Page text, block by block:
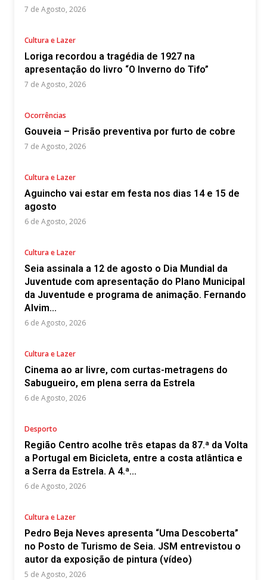
7 de Agosto, 2026
Cultura e Lazer
Loriga recordou a tragédia de 1927 na
apresentação do livro “O Inverno do Tifo”
7 de Agosto, 2026
Ocorrências
Gouveia – Prisão preventiva por furto de cobre
7 de Agosto, 2026
Cultura e Lazer
Aguincho vai estar em festa nos dias 14 e 15 de
agosto
6 de Agosto, 2026
Cultura e Lazer
Seia assinala a 12 de agosto o Dia Mundial da
Juventude com apresentação do Plano Municipal
da Juventude e programa de animação. Fernando
Alvim...
6 de Agosto, 2026
Cultura e Lazer
Cinema ao ar livre, com curtas-metragens do
Sabugueiro, em plena serra da Estrela
6 de Agosto, 2026
Desporto
Região Centro acolhe três etapas da 87.ª da Volta
a Portugal em Bicicleta, entre a costa atlântica e
a Serra da Estrela. A 4.ª...
6 de Agosto, 2026
Cultura e Lazer
Pedro Beja Neves apresenta “Uma Descoberta”
no Posto de Turismo de Seia. JSM entrevistou o
autor da exposição de pintura (vídeo)
5 de Agosto, 2026